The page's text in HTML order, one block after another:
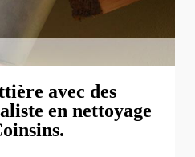
avec des
en nettoyage